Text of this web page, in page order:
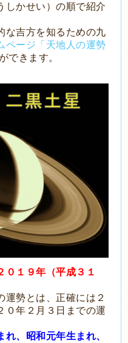
しかせい）の順で紹介
な吉方を知るための九
ページ「天地人の運勢
できます。
０１９年（平成３１
運勢とは、正確には２
０年２月３日までの運
れ、昭和元年生まれ、